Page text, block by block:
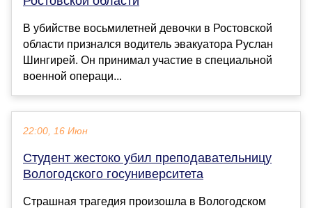
В убийстве восьмилетней девочки в Ростовской
области признался водитель эвакуатора Руслан
Шингирей. Он принимал участие в специальной
военной операци...
22:00, 16 Июн
Студент жестоко убил преподавательницу
Вологодского госуниверситета
Страшная трагедия произошла в Вологодском